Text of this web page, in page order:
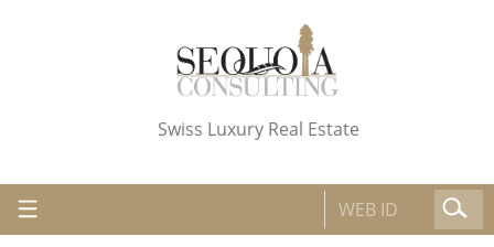
Swiss Luxury Real Estate